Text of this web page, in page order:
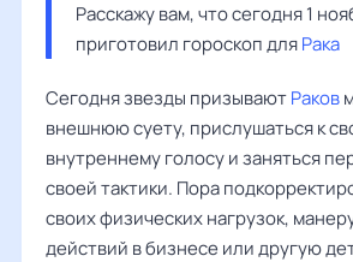
Расскажу вам, что сегодня 1
приготовил гороскоп для Рака
Сегодня звезды призываютРаков
внешнюю суету, прислушаться к
внутреннему голосу и заняться
своей тактики. Пора
своих физических нагрузок,
действий в бизнесе или другую